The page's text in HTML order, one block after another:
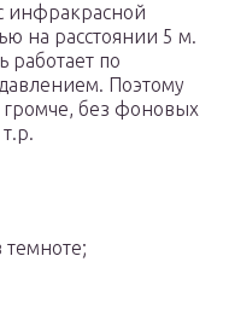
инфракрасной
на расстоянии 5 м.
работает по
Поэтому
громче, без фоновых